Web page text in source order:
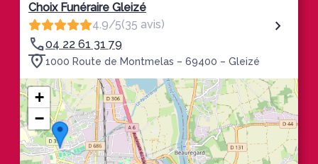
Choix Funéraire Gleizé
4.9/5(35 avis)
04 22 61 31 79
1000 Route de Montmelas – 69400 – Gleizé
+
−